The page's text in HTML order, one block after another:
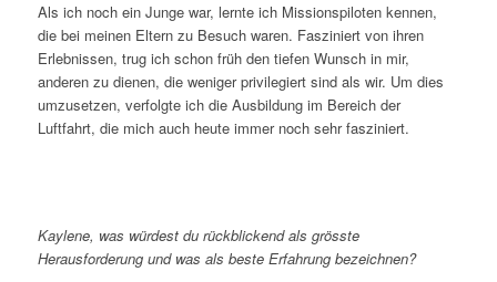
Als ich noch ein Junge war, lernte ich Missionspiloten kennen,
die bei meinen Eltern zu Besuch waren. Fasziniert von ihren
Erlebnissen, trug ich schon früh den tiefen Wunsch in mir,
anderen zu dienen, die weniger privilegiert sind als wir. Um dies
umzusetzen, verfolgte ich die Ausbildung im Bereich der
Luftfahrt, die mich auch heute immer noch sehr fasziniert.
Kaylene, was würdest du rückblickend als grösste
Herausforderung und was als beste Erfahrung bezeichnen?